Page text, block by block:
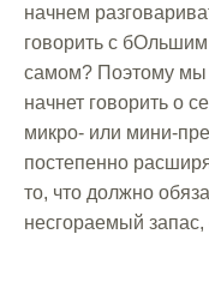
начнем
говорить с
самом? Поэтому мы
начнет говорить о
микро- или мини-
постепенно
то, что должно
несгораемый